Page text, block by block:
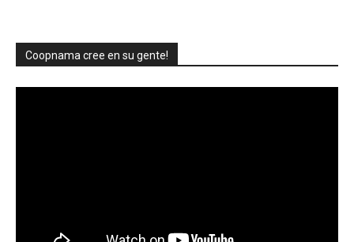
Coopnama cree en su gente!